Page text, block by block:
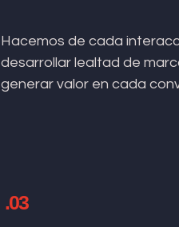
Hacemos de cada
desarrollar lealtad de
generar valor en cada
.03